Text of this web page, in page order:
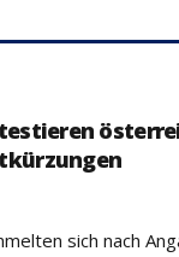
sich nach